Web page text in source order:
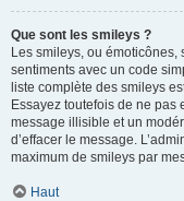
Que sont les smileys ?
Les smileys, ou
sentiments avec un code
liste complète des smileys
Essayez toutefois de ne pas
message illisible et un
d’effacer le message.
maximum de smileys par
Haut